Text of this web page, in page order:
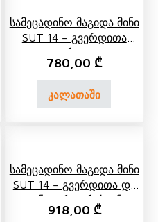
Სამეცადინო Მაგიდა Მინი
SUT 14 – Გვერდითა
Თაროთი
780,00 ₾
კალათაში
Სამეცადინო Მაგიდა Მინი
SUT 14 – Გვერდითა Და
Უკანა Ორ Იარუსიანი
Თაროთი
918,00 ₾